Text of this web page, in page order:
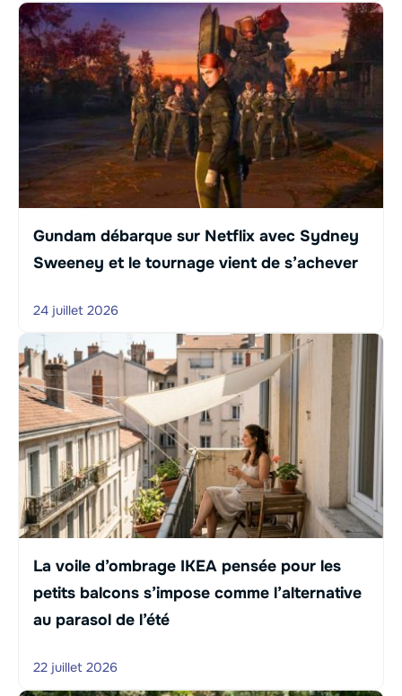
Gundam débarque sur Netflix avec Sydney
Sweeney et le tournage vient de s’achever
24 juillet 2026
La voile d’ombrage IKEA pensée pour les
petits balcons s’impose comme l’alternative
au parasol de l’été
22 juillet 2026